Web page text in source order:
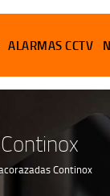
ALARMAS CCTV
Continox